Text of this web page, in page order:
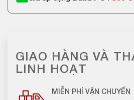
GIAO HÀNG VÀ
LINH HOẠT
MIỄN PHÍ VẬN CHUYỂN